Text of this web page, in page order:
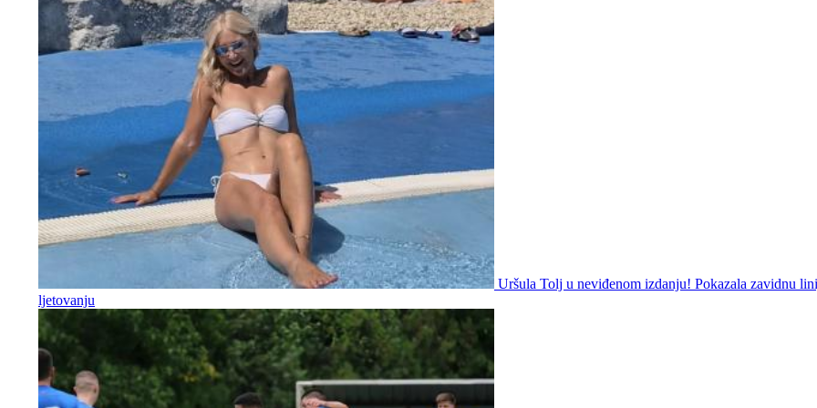
Uršula Tolj u neviđenom izdanju! Pokazala zavidnu
ljetovanju